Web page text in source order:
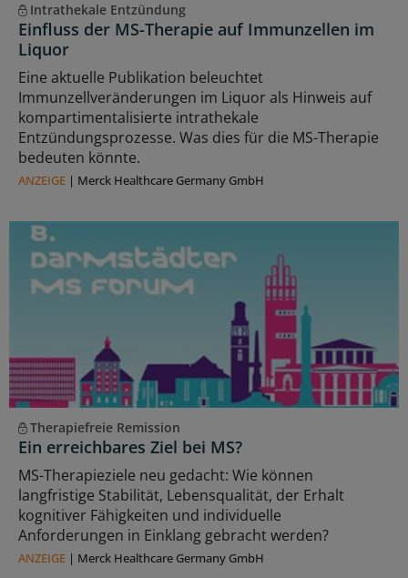
Intrathekale Entzündung
Einfluss der MS-Therapie auf Immunzellen im
Liquor
Eine aktuelle Publikation beleuchtet
Immunzellveränderungen im Liquor als Hinweis auf
kompartimentalisierte intrathekale
Entzündungsprozesse. Was dies für die MS-Therapie
bedeuten könnte.
ANZEIGE | Merck Healthcare Germany GmbH
Therapiefreie Remission
Ein erreichbares Ziel bei MS?
MS-Therapieziele neu gedacht: Wie können
langfristige Stabilität, Lebensqualität, der Erhalt
kognitiver Fähigkeiten und individuelle
Anforderungen in Einklang gebracht werden?
ANZEIGE | Merck Healthcare Germany GmbH